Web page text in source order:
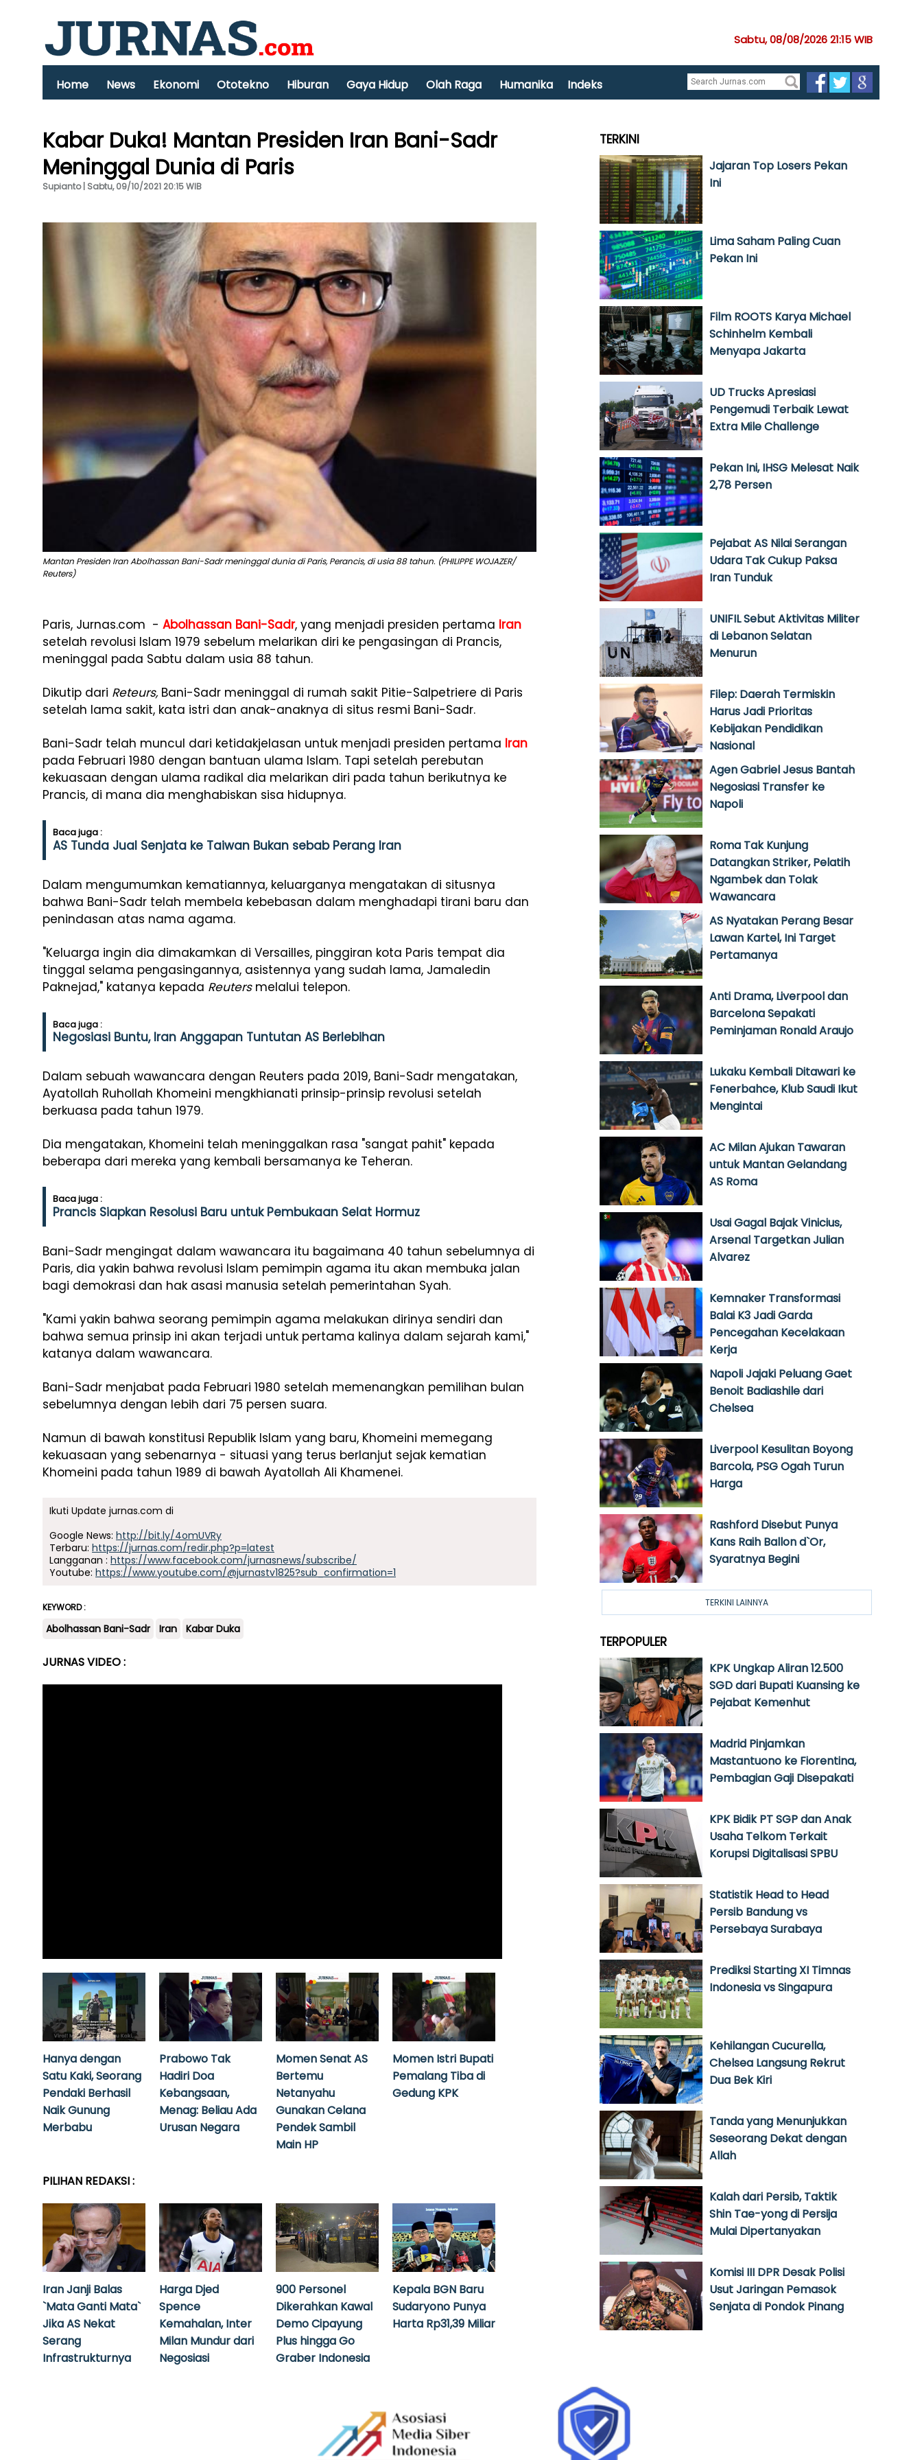
Sabtu, 08/08/2026 21:15 WIB
Home News Ekonomi Ototekno Hiburan Gaya Hidup Olah Raga Humanika Indeks
Kabar Duka! Mantan Presiden Iran Bani-Sadr
Meninggal Dunia di Paris
Supianto | Sabtu, 09/10/2021 20:15 WIB
Mantan Presiden Iran Abolhassan Bani-Sadr meninggal dunia di Paris, Perancis, di usia 88 tahun. (PHILIPPE WOJAZER/
Reuters)
Paris, Jurnas.com - Abolhassan Bani-Sadr, yang menjadi presiden pertama Iran
setelah revolusi Islam 1979 sebelum melarikan diri ke pengasingan di Prancis,
meninggal pada Sabtu dalam usia 88 tahun.
Dikutip dari Reteurs, Bani-Sadr meninggal di rumah sakit Pitie-Salpetriere di Paris
setelah lama sakit, kata istri dan anak-anaknya di situs resmi Bani-Sadr.
Bani-Sadr telah muncul dari ketidakjelasan untuk menjadi presiden pertama Iran
pada Februari 1980 dengan bantuan ulama Islam. Tapi setelah perebutan
kekuasaan dengan ulama radikal dia melarikan diri pada tahun berikutnya ke
Prancis, di mana dia menghabiskan sisa hidupnya.
Baca juga :
AS Tunda Jual Senjata ke Taiwan Bukan sebab Perang Iran
Dalam mengumumkan kematiannya, keluarganya mengatakan di situsnya
bahwa Bani-Sadr telah membela kebebasan dalam menghadapi tirani baru dan
penindasan atas nama agama.
"Keluarga ingin dia dimakamkan di Versailles, pinggiran kota Paris tempat dia
tinggal selama pengasingannya, asistennya yang sudah lama, Jamaledin
Paknejad," katanya kepada Reutersmelalui telepon.
Baca juga :
Negosiasi Buntu, Iran Anggapan Tuntutan AS Berlebihan
Dalam sebuah wawancara dengan Reuters pada 2019, Bani-Sadr mengatakan,
Ayatollah Ruhollah Khomeini mengkhianati prinsip-prinsip revolusi setelah
berkuasa pada tahun 1979.
Dia mengatakan, Khomeini telah meninggalkan rasa "sangat pahit" kepada
beberapa dari mereka yang kembali bersamanya ke Teheran.
Baca juga :
Prancis Siapkan Resolusi Baru untuk Pembukaan Selat Hormuz
Bani-Sadr mengingat dalam wawancara itu bagaimana 40 tahun sebelumnya di
Paris, dia yakin bahwa revolusi Islam pemimpin agama itu akan membuka jalan
bagi demokrasi dan hak asasi manusia setelah pemerintahan Syah.
"Kami yakin bahwa seorang pemimpin agama melakukan dirinya sendiri dan
bahwa semua prinsip ini akan terjadi untuk pertama kalinya dalam sejarah kami,"
katanya dalam wawancara.
Bani-Sadr menjabat pada Februari 1980 setelah memenangkan pemilihan bulan
sebelumnya dengan lebih dari 75 persen suara.
Namun di bawah konstitusi Republik Islam yang baru, Khomeini memegang
kekuasaan yang sebenarnya - situasi yang terus berlanjut sejak kematian
Khomeini pada tahun 1989 di bawah Ayatollah Ali Khamenei.
Ikuti Update jurnas.com di
Google News: http://bit.ly/4omUVRy
Terbaru: https://jurnas.com/redir.php?p=latest
Langganan : https://www.facebook.com/jurnasnews/subscribe/
Youtube: https://www.youtube.com/@jurnastv1825?sub_confirmation=1
KEYWORD :
Abolhassan Bani-Sadr Iran Kabar Duka
JURNAS VIDEO :
Hanya dengan
Satu Kaki, Seorang
Pendaki Berhasil
Naik Gunung
Merbabu
Prabowo Tak
Hadiri Doa
Kebangsaan,
Menag: Beliau Ada
Urusan Negara
Momen Senat AS
Bertemu
Netanyahu
Gunakan Celana
Pendek Sambil
Main HP
Momen Istri Bupati
Pemalang Tiba di
Gedung KPK
PILIHAN REDAKSI :
Iran Janji Balas
`Mata Ganti Mata`
Jika AS Nekat
Serang
Infrastrukturnya
Harga Djed
Spence
Kemahalan, Inter
Milan Mundur dari
Negosiasi
900 Personel
Dikerahkan Kawal
Demo Cipayung
Plus hingga Go
Graber Indonesia
Kepala BGN Baru
Sudaryono Punya
Harta Rp31,39 Miliar
TERKINI
Jajaran Top Losers Pekan
Ini
Lima Saham Paling Cuan
Pekan Ini
Film ROOTS Karya Michael
Schinhelm Kembali
Menyapa Jakarta
UD Trucks Apresiasi
Pengemudi Terbaik Lewat
Extra Mile Challenge
Pekan Ini, IHSG Melesat Naik
2,78 Persen
Pejabat AS Nilai Serangan
Udara Tak Cukup Paksa
Iran Tunduk
UNIFIL Sebut Aktivitas Militer
di Lebanon Selatan
Menurun
Filep: Daerah Termiskin
Harus Jadi Prioritas
Kebijakan Pendidikan
Nasional
Agen Gabriel Jesus Bantah
Negosiasi Transfer ke
Napoli
Roma Tak Kunjung
Datangkan Striker, Pelatih
Ngambek dan Tolak
Wawancara
AS Nyatakan Perang Besar
Lawan Kartel, Ini Target
Pertamanya
Anti Drama, Liverpool dan
Barcelona Sepakati
Peminjaman Ronald Araujo
Lukaku Kembali Ditawari ke
Fenerbahce, Klub Saudi Ikut
Mengintai
AC Milan Ajukan Tawaran
untuk Mantan Gelandang
AS Roma
Usai Gagal Bajak Vinicius,
Arsenal Targetkan Julian
Alvarez
Kemnaker Transformasi
Balai K3 Jadi Garda
Pencegahan Kecelakaan
Kerja
Napoli Jajaki Peluang Gaet
Benoit Badiashile dari
Chelsea
Liverpool Kesulitan Boyong
Barcola, PSG Ogah Turun
Harga
Rashford Disebut Punya
Kans Raih Ballon d`Or,
Syaratnya Begini
TERKINI LAINNYA
TERPOPULER
KPK Ungkap Aliran 12.500
SGD dari Bupati Kuansing ke
Pejabat Kemenhut
Madrid Pinjamkan
Mastantuono ke Fiorentina,
Pembagian Gaji Disepakati
KPK Bidik PT SGP dan Anak
Usaha Telkom Terkait
Korupsi Digitalisasi SPBU
Statistik Head to Head
Persib Bandung vs
Persebaya Surabaya
Prediksi Starting XI Timnas
Indonesia vs Singapura
Kehilangan Cucurella,
Chelsea Langsung Rekrut
Dua Bek Kiri
Tanda yang Menunjukkan
Seseorang Dekat dengan
Allah
Kalah dari Persib, Taktik
Shin Tae-yong di Persija
Mulai Dipertanyakan
Komisi III DPR Desak Polisi
Usut Jaringan Pemasok
Senjata di Pondok Pinang